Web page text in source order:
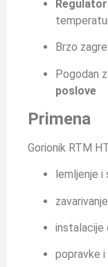
Brzo
Pogodan
poslove
Primena
Gorionik RTM
lemljenje i
instalacije
popravke